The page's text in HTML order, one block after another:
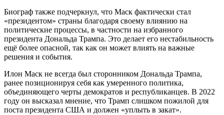
Биограф также подчеркнул, что Маск фактически стал
«президентом» страны благодаря своему влиянию на
политические процессы, в частности на избранного
президента Дональда Трампа. Это делает его нестабильность
ещё более опасной, так как он может влиять на важные
решения и события.
Илон Маск не всегда был сторонником Дональда Трампа,
ранее позиционируя себя как умеренного политика,
объединяющего черты демократов и республиканцев. В 2022
году он высказал мнение, что Трамп слишком пожилой для
поста президента США и должен «уплыть в закат».